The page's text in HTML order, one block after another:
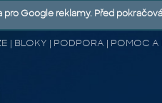
| BLOKY | PODPORA | POMOC A
Google reklamy. Před